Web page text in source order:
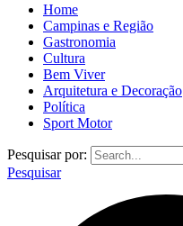
Home
Campinas e Região
Gastronomia
Cultura
Bem Viver
Arquitetura e Decoração
Política
Sport Motor
Pesquisar por:
Pesquisar